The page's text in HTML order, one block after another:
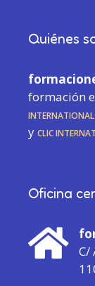
Quiénes
formación
International
yCLIC
Oficina
C/